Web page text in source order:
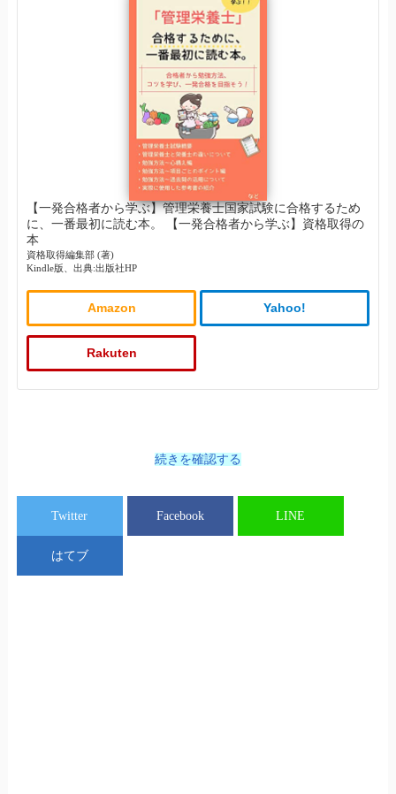
【一発合格者から学ぶ】管理栄養士国家試験に合格するため
に、一番最初に読む本。 【一発合格者から学ぶ】資格取得の
本
資格取得編集部 (著)
Kindle版、出典:出版社HP
Amazon Yahoo!
Rakuten
続きを確認する
Twitter Facebook LINE
はてブ